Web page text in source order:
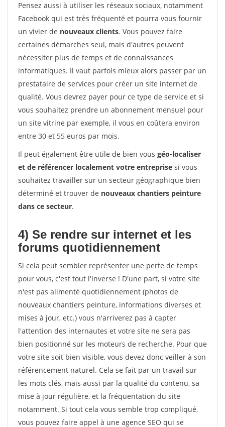
Pensez aussi à utiliser les réseaux sociaux, notamment
Facebook qui est très fréquenté et pourra vous fournir
un vivier de nouveaux clients. Vous pouvez faire
certaines démarches seul, mais d'autres peuvent
nécessiter plus de temps et de connaissances
informatiques. Il vaut parfois mieux alors passer par un
prestataire de services pour créer un site internet de
qualité. Vous devrez payer pour ce type de service et si
vous souhaitez prendre un abonnement mensuel pour
un site vitrine par exemple, il vous en coûtera environ
entre 30 et 55 euros par mois.
Il peut également être utile de bien vous géo-localiser
et de référencer localement votre entreprise si vous
souhaitez travailler sur un secteur géographique bien
déterminé et trouver de nouveaux chantiers peinture
dans ce secteur.
4) Se rendre sur internet et les
forums quotidiennement
Si cela peut sembler représenter une perte de temps
pour vous, c'est tout l'inverse ! D'une part, si votre site
n'est pas alimenté quotidiennement (photos de
nouveaux chantiers peinture, informations diverses et
mises à jour, etc.) vous n'arriverez pas à capter
l'attention des internautes et votre site ne sera pas
bien positionné sur les moteurs de recherche. Pour que
votre site soit bien visible, vous devez donc veiller à son
référencement naturel. Cela se fait par un travail sur
les mots clés, mais aussi par la qualité du contenu, sa
mise à jour régulière, et la fréquentation du site
notamment. Si tout cela vous semble trop compliqué,
vous pouvez faire appel à une agence SEO qui se